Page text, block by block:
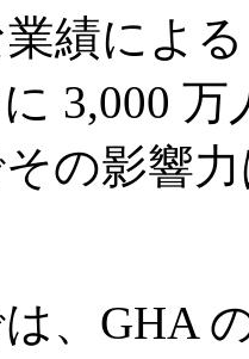
績によ
3,000
の影響
、GHA